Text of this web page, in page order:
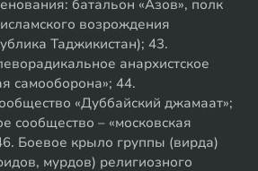
батальон «Азов», полк
возрождения
Таджикистан); 43.
анархистское
самооборона»; 44.
«Дуббайский джамаат»;
сообщество – «московская
Боевое крыло группы (вирда)
мурдов) религиозного